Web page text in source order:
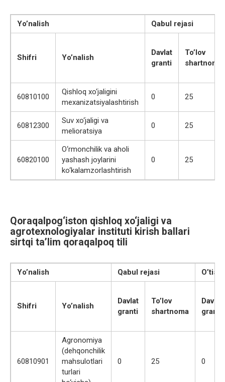
Yo’nalish Qabul rejasi
Shifri Yo’nalish
Davlat
granti
To’lov
shartnoma
60810100
Qishloq xo‘jaligini
mexanizatsiyalashtirish
0 25
60812300
Suv xo‘jaligi va
melioratsiya
0 25
60820100
O‘rmonchilik va aholi
yashash joylarini
ko‘kalamzorlashtirish
0 25
Qoraqalpog‘iston qishloq xo‘jaligi va
agrotexnologiyalar instituti kirish ballari
sirtqi ta’lim qoraqalpoq tili
Yo’nalish Qabul rejasi O’tish
Shifri Yo’nalish
Davlat
granti
To’lov
shartnoma
Davlat
granti
60810901
Agronomiya
(dehqonchilik
mahsulotlari
turlari
0 25 0